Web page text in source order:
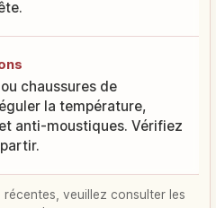
chaussures de
la température,
anti-moustiques. Vérifiez
veuillez consulter les